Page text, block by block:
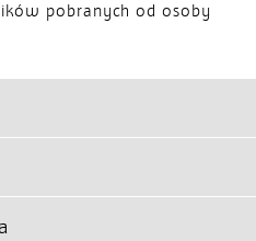
pobranych od osoby